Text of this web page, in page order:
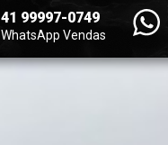
41 99997-0749
WhatsApp Vendas